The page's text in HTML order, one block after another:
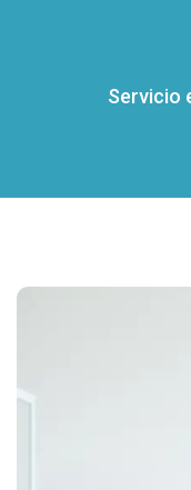
Servicio